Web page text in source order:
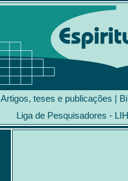
Artigos, teses e publicações |
Liga de Pesquisadores -